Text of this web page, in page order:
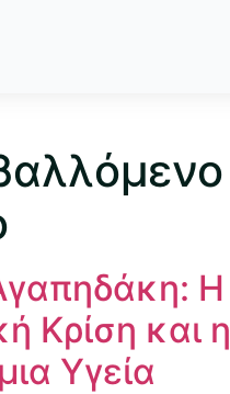
Η
Κρίση και η
Υγεία